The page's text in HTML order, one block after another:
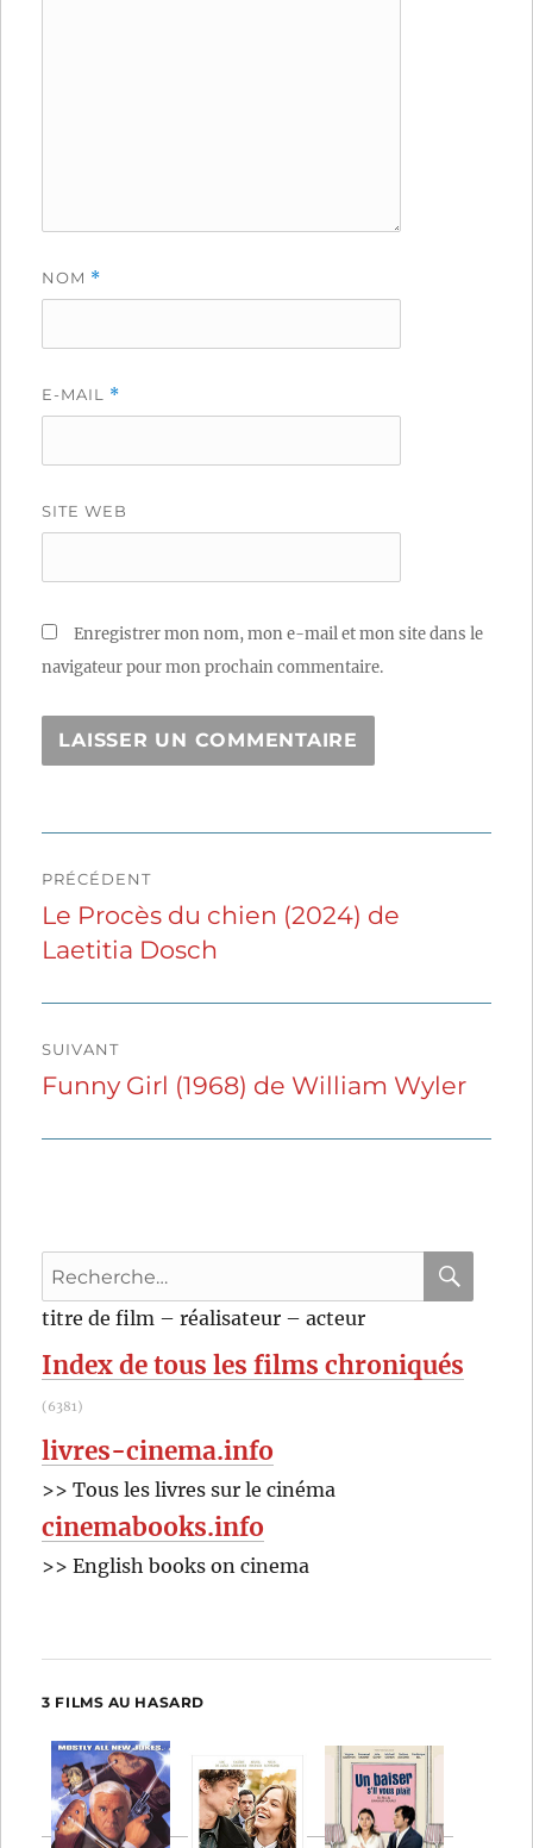
NOM *
E-MAIL *
SITE WEB
Enregistrer mon nom, mon e-mail et mon site dans le
navigateur pour mon prochain commentaire.
de
l’article
PRÉCÉDENT
Publication
précédente :
Le Procès du chien (2024) de
Laetitia Dosch
SUIVANT
Publication
Funny Girl (1968) de William Wyler
Recherche
pour
:
titre de film – réalisateur – acteur
Index de tous les films chroniqués
(6381)
livres-cinema.info
>> Tous les livres sur le cinéma
cinemabooks.info
>> English books on cinema
3 FILMS AU HASARD